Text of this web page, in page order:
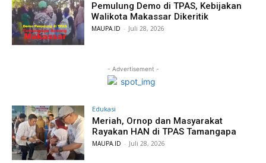
Pemulung Demo di TPAS, Kebijakan
Walikota Makassar Dikeritik
MAUPA.ID - Juli 28, 2026
- Advertisement -
Edukasi
Meriah, Ornop dan Masyarakat
Rayakan HAN di TPAS Tamangapa
MAUPA.ID - Juli 28, 2026